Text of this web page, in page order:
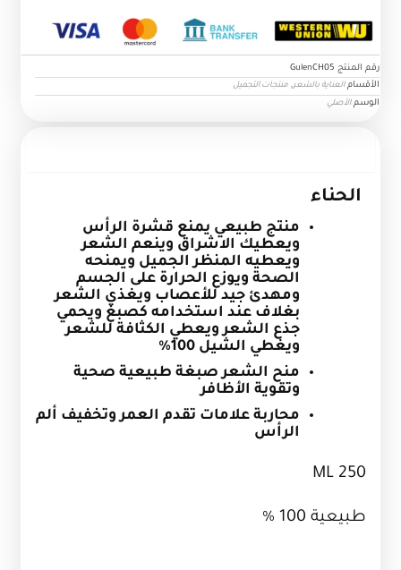
رقم المنتج GulenCH05
الأقسام العناية بالشعر, منتجات التجميل
الوسم الأصلي
الحناء
منتج طبيعي يمنع قشرة الرأس
ويعطيك الاشراق وينعم الشعر
ويعطيه المنظر الجميل ويمنحه
الصحة ويوزع الحرارة على الجسم
ومهدئ جيد للأعصاب ويغذي الشعر
بغلاف عند استخدامه كصبغ ويحمي
جذع الشعر ويعطي الكثافة للشعر
ويغطي الشيل 100%
منح الشعر صبغة طبيعية صحية
وتقوية الأظافر
محاربة علامات تقدم العمر وتخفيف ألم
الرأس
250 ML
طبيعية 100 %